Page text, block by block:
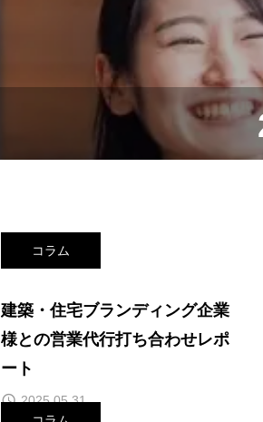
コラム
建築・住宅ブランディング企業
様との営業代行打ち合わせレポ
ート
2025.05.31